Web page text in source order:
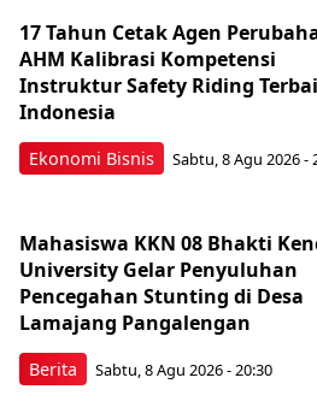
Ekonomi Bisnis
17 Tahun Cetak Agen
AHM Kalibrasi Kompetensi
Instruktur Safety Riding
Indonesia
Sabtu, 8 Agu 2026 -
Berita
Mahasiswa KKN 08 Bhakti
University Gelar Penyuluhan
Pencegahan Stunting di Desa
Lamajang Pangalengan
Sabtu, 8 Agu 2026 - 20:30